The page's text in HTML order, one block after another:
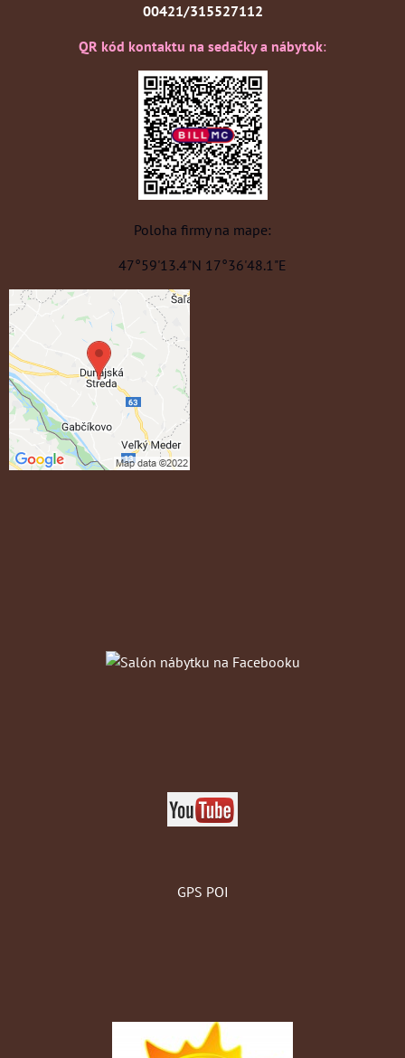
00421/315527112
QR kód kontaktu na sedačky a nábytok:
Poloha firmy na mape:
47°59'13.4"N 17°36'48.1"E
GPS POI